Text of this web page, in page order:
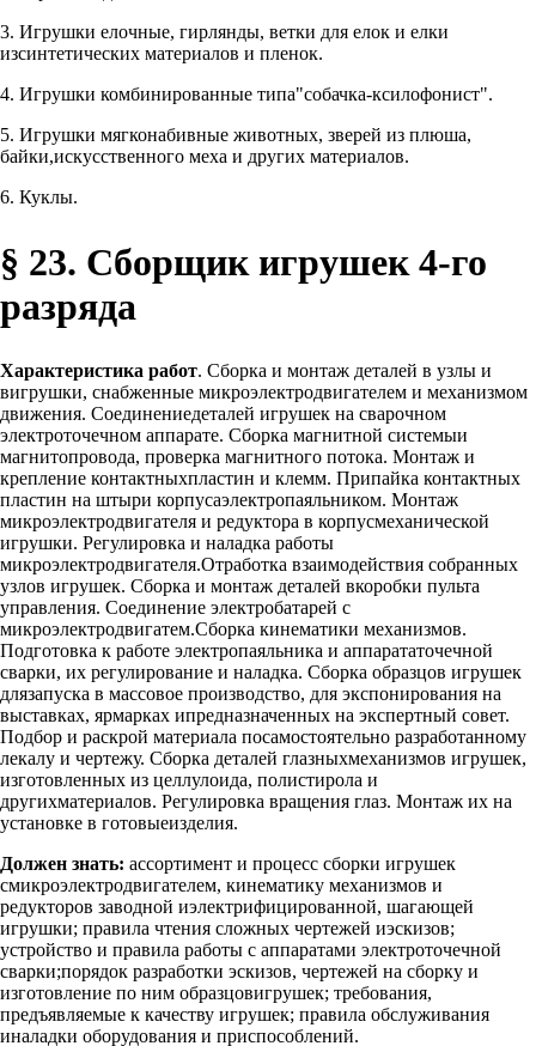
3. Игрушки елочные, гирлянды, ветки для елок и елки
изсинтетических материалов и пленок.
4. Игрушки комбинированные типа"собачка-ксилофонист".
5. Игрушки мягконабивные животных, зверей из плюша,
байки,искусственного меха и других материалов.
6. Куклы.
§ 23. Сборщик игрушек 4-го
разряда
Характеристика работ. Сборка и монтаж деталей в узлы и
вигрушки, снабженные микроэлектродвигателем и механизмом
движения. Соединениедеталей игрушек на сварочном
электроточечном аппарате. Сборка магнитной системыи
магнитопровода, проверка магнитного потока. Монтаж и
крепление контактныхпластин и клемм. Припайка контактных
пластин на штыри корпусаэлектропаяльником. Монтаж
микроэлектродвигателя и редуктора в корпусмеханической
игрушки. Регулировка и наладка работы
микроэлектродвигателя.Отработка взаимодействия собранных
узлов игрушек. Сборка и монтаж деталей вкоробки пульта
управления. Соединение электробатарей с
микроэлектродвигатем.Сборка кинематики механизмов.
Подготовка к работе электропаяльника и аппарататочечной
сварки, их регулирование и наладка. Сборка образцов игрушек
длязапуска в массовое производство, для экспонирования на
выставках, ярмарках ипредназначенных на экспертный совет.
Подбор и раскрой материала посамостоятельно разработанному
лекалу и чертежу. Сборка деталей глазныхмеханизмов игрушек,
изготовленных из целлулоида, полистирола и
другихматериалов. Регулировка вращения глаз. Монтаж их на
установке в готовыеизделия.
Должен знать: ассортимент и процесс сборки игрушек
смикроэлектродвигателем, кинематику механизмов и
редукторов заводной иэлектрифицированной, шагающей
игрушки; правила чтения сложных чертежей иэскизов;
устройство и правила работы с аппаратами электроточечной
сварки;порядок разработки эскизов, чертежей на сборку и
изготовление по ним образцовигрушек; требования,
предъявляемые к качеству игрушек; правила обслуживания
иналадки оборудования и приспособлений.